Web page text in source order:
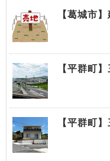
【葛城市
【平群町
【平群町